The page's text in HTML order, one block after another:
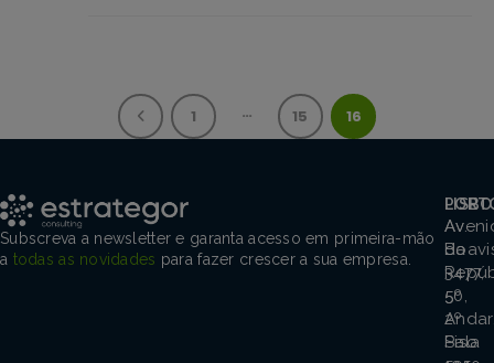
1 … 15 16
Subscreva a newsletter e garanta acesso em primeira-mão
a todas as novidades para fazer crescer a sua empresa.
3477,
5º
Sala
Av.
da
50,
2º
Piso